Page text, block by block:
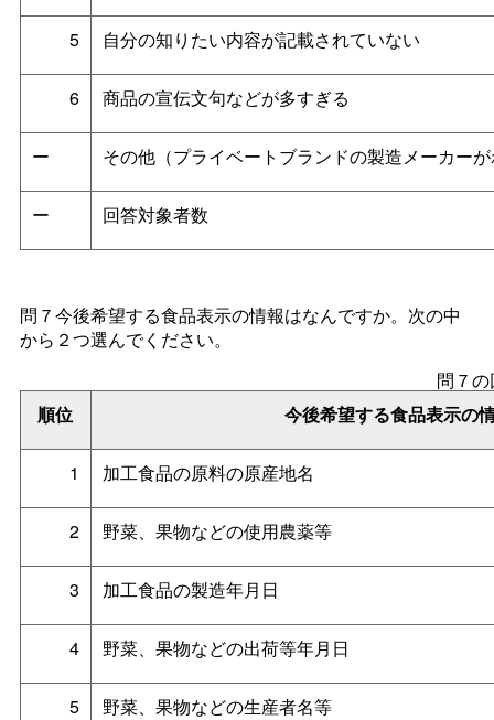
5 自分の知りたい内容が記載されていない
6 商品の宣伝文句などが多すぎる
ー その他（プライベートブランドの製造メーカー
ー 回答対象者数
問７今後希望する食品表示の情報はなんですか。次の中
から２つ選んでください。
順位 今後希望する食品表示の
問７
1 加工食品の原料の原産地名
2 野菜、果物などの使用農薬等
3 加工食品の製造年月日
4 野菜、果物などの出荷等年月日
5 野菜、果物などの生産者名等